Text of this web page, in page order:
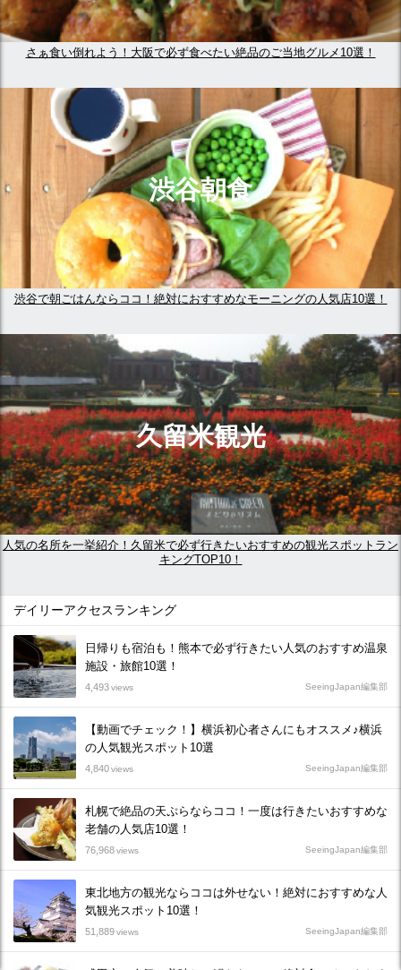
さぁ食い倒れよう！大阪で必ず食べたい絶品のご当地グルメ10選！
渋谷朝食
渋谷で朝ごはんならココ！絶対におすすめなモーニングの人気店10選！
久留米観光
人気の名所を一挙紹介！久留米で必ず行きたいおすすめの観光スポットラン
キングTOP10！
デイリーアクセスランキング
日帰りも宿泊も！熊本で必ず行きたい人気のおすすめ温泉
施設・旅館10選！
4,493views SeeingJapan編集部
【動画でチェック！】横浜初心者さんにもオススメ♪横浜
の人気観光スポット10選
4,840views SeeingJapan編集部
札幌で絶品の天ぷらならココ！一度は行きたいおすすめな
老舗の人気店10選！
76,968views SeeingJapan編集部
東北地方の観光ならココは外せない！絶対におすすめな人
気観光スポット10選！
51,889views SeeingJapan編集部